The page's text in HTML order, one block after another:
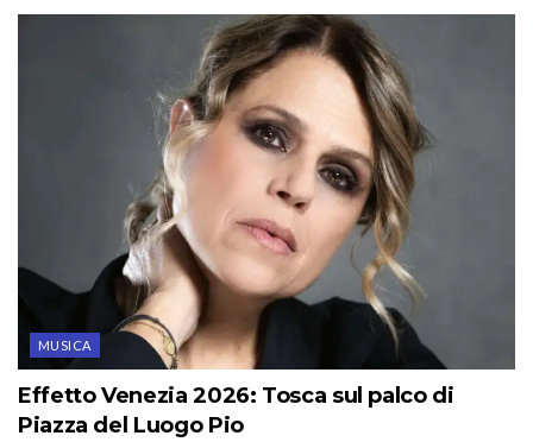
MUSICA
Effetto Venezia 2026: Tosca sul palco di
Piazza del Luogo Pio